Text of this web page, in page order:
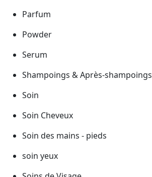
Parfum
Powder
Serum
Shampoings & Après-shampoings
Soin
Soin Cheveux
Soin des mains - pieds
soin yeux